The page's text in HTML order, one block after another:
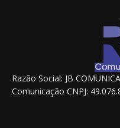
Razão Social: JB
Comunicação CNPJ: